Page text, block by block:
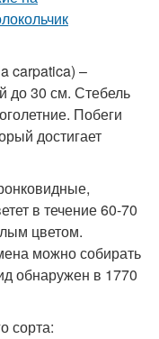
carpatica) –
до 30 см. Стебель
Побеги
достигает
в течение 60-70
цветом.
можно собирать
обнаружен в 1770
сорта: